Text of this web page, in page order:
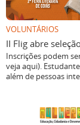
VOLUNTÁRIOS
II Flig abre
Inscrições podem
veja aqui).
além de pessoas